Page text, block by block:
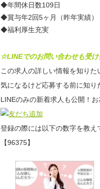
◆年間休日数109日
◆賞与年2回5ヶ月（昨年実績）
◆福利厚生充実
☆LINEでのお問い合わせも受
この求人の詳しい情報を知りた
気になるけど応募する前に知り
LINEのみの新着求人も公開！お
登録の際には以下の数字を教え
【96375】